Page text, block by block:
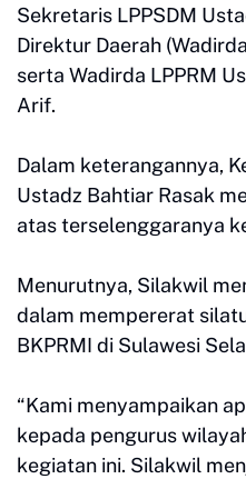
Sekretaris LPPSDM
Direktur Daerah
serta Wadirda LPPRM
Arif.
Dalam keterangannya,
Ustadz Bahtiar Rasak
atas terselenggaranya
Menurutnya, Silakwil
dalam mempererat
BKPRMI di Sulawesi
“Kami menyampaikan
kepada pengurus
kegiatan ini. Silakwil